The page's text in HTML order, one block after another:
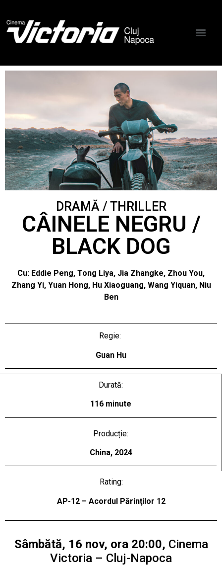
DRAMĂ / THRILLER
CÂINELE NEGRU /
BLACK DOG
Cu: Eddie Peng, Tong Liya, Jia Zhangke, Zhou You,
Zhang Yi, Yuan Hong, Hu Xiaoguang, Wang Yiquan, Niu
Ben
Regie:
Guan Hu
Durată:
116 minute
Producție:
China, 2024
Rating:
AP-12 – Acordul Părinţilor 12
Sâmbătă, 16 nov, ora 20:00, Cinema
Victoria – Cluj-Napoca